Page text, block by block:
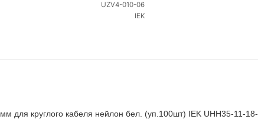
UZV4-010-06
IEK
для круглого кабеля нейлон бел. (уп.100шт) IEK UHH35-11-18-